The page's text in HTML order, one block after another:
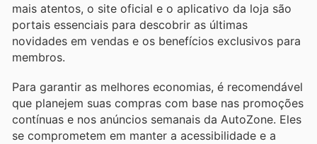
mais atentos, o site oficial e o aplicativo da loja são
portais essenciais para descobrir as últimas
novidades em vendas e os benefícios exclusivos para
membros.
Para garantir as melhores economias, é recomendável
que planejem suas compras com base nas promoções
contínuas e nos anúncios semanais da AutoZone. Eles
se comprometem em manter a acessibilidade e a